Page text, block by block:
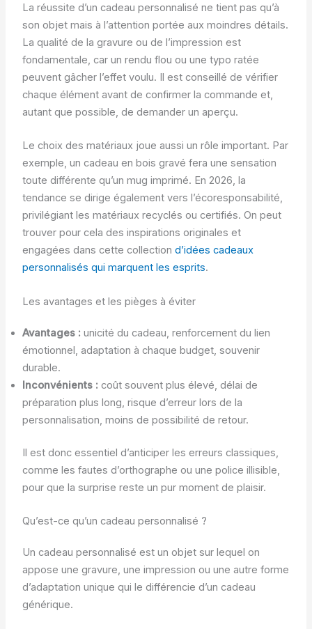
La réussite d’un cadeau personnalisé ne tient pas qu’à
son objet mais à l’attention portée aux moindres détails.
La qualité de la gravure ou de l’impression est
fondamentale, car un rendu flou ou une typo ratée
peuvent gâcher l’effet voulu. Il est conseillé de vérifier
chaque élément avant de confirmer la commande et,
autant que possible, de demander un aperçu.
Le choix des matériaux joue aussi un rôle important. Par
exemple, un cadeau en bois gravé fera une sensation
toute différente qu’un mug imprimé. En 2026, la
tendance se dirige également vers l’écoresponsabilité,
privilégiant les matériaux recyclés ou certifiés. On peut
trouver pour cela des inspirations originales et
engagées dans cette collection d’idées cadeaux
personnalisés qui marquent les esprits.
Les avantages et les pièges à éviter
Avantages : unicité du cadeau, renforcement du lien
émotionnel, adaptation à chaque budget, souvenir
durable.
Inconvénients : coût souvent plus élevé, délai de
préparation plus long, risque d’erreur lors de la
personnalisation, moins de possibilité de retour.
Il est donc essentiel d’anticiper les erreurs classiques,
comme les fautes d’orthographe ou une police illisible,
pour que la surprise reste un pur moment de plaisir.
Qu’est-ce qu’un cadeau personnalisé ?
Un cadeau personnalisé est un objet sur lequel on
appose une gravure, une impression ou une autre forme
d’adaptation unique qui le différencie d’un cadeau
générique.